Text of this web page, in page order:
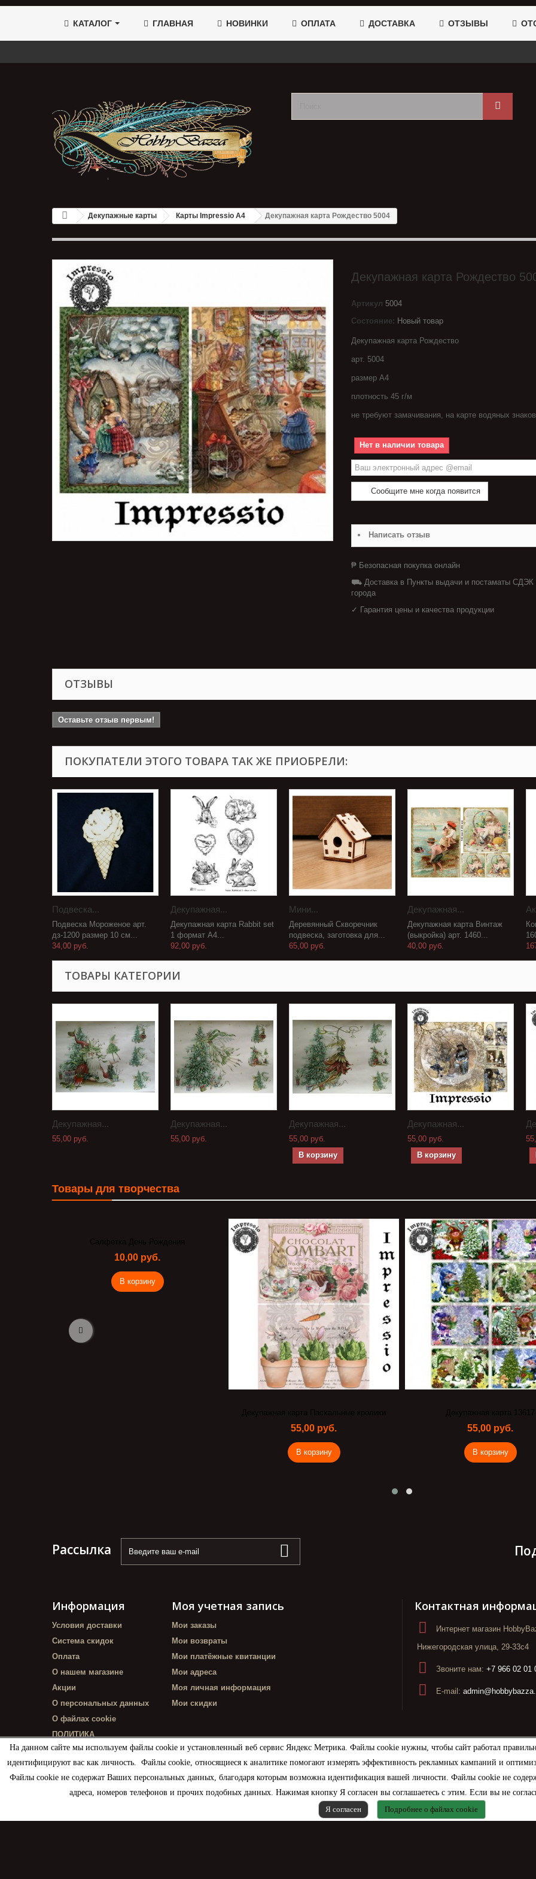
На данном сайте мы используем файлы cookie и установленный веб сервис Яндекс Метрика. Файлы cookie нужны, чтобы сайт работал
идентифицируют вас как личность. Файлы cookie, относящиеся к аналитике помогают измерять эффективность рекламных кампаний и
Файлы cookie не содержат Ваших персональных данных, благодаря которым возможна идентификация вашей личности. Файлы cookie не
адреса, номеров телефонов и прочих подобных данных. Нажимая кнопку Я согласен вы соглашаетесь с этим. Если вы не
Я согласен
Подробнее о файлах cookie
КАТАЛОГ ГЛАВНАЯ НОВИНКИ ОПЛАТА ДОСТАВКА ОТЗЫВЫ
Декупажные карты Карты Impressio A4 Декупажная карта Рождество 5004
Декупажная карта Рождество
Артикул 5004
Состояние: Новый товар
Декупажная карта Рождество
арт. 5004
размер А4
плотность 45 г/м
не требуют замачивания, на карте водяных
Нет в наличии товара
Сообщите мне когда появится
Написать отзыв
₱ Безопасная покупка онлайн
⛟ Доставка в Пункты выдачи и постаматы СДЭК
города
✓ Гарантия цены и качества продукции
ОТЗЫВЫ
Оставьте отзыв первым!
ПОКУПАТЕЛИ ЭТОГО ТОВАРА ТАК ЖЕ ПРИОБРЕЛИ:
Подвеска...
Подвеска Мороженое арт.
дз-1200 размер 10 см...
34,00 руб.
Декупажная...
Декупажная карта Rabbit set
1 формат А4...
92,00 руб.
Мини...
Деревянный Скворечник
подвеска, заготовка для...
65,00 руб.
Декупажная...
Декупажная карта Винтаж
(выкройка) арт. 1460...
40,00 руб.
ТОВАРЫ КАТЕГОРИИ
Декупажная...
55,00 руб.
Декупажная...
55,00 руб.
Декупажная...
55,00 руб.
В корзину
Декупажная...
55,00 руб.
В корзину
Товары для творчества
Салфетка День Рождения
10,00 руб.
В корзину
Декупажная карта Пасхальные кролики
55,00 руб.
В корзину
Декупажная карта 13617
55,00 руб.
В корзину
Рассылка
Информация
Условия доставки
Система скидок
Оплата
О нашем магазине
Акции
О персональных данных
О файлах cookie
ПОЛИТИКА
КОНФИДЕНЦИАЛЬНОСТИ
Моя учетная запись
Мои заказы
Мои возвраты
Мои платёжные квитанции
Мои адреса
Моя личная информация
Мои скидки
Контактная
Интернет магазин
Нижегородская улица, 29-33с4
Звоните нам: +7 966 02 01
E-mail: